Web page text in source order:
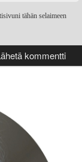
tähän selaimeen